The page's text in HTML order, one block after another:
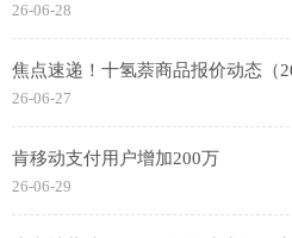
26-06-28
焦点速递！十氢萘商品报价动态（
26-06-27
肯移动支付用户增加200万
26-06-29